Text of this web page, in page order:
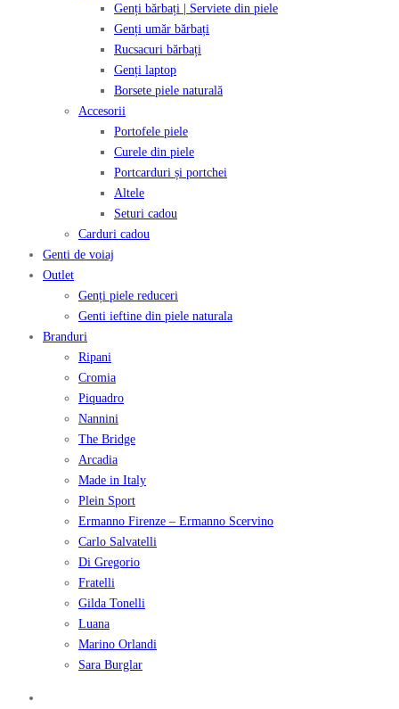
Genți bărbați | Serviete din piele
Genți umăr bărbați
Rucsacuri bărbați
Genți laptop
Borsete piele naturală
Accesorii
Portofele piele
Curele din piele
Portcarduri și portchei
Altele
Seturi cadou
Carduri cadou
Genti de voiaj
Outlet
Genți piele reduceri
Genti ieftine din piele naturala
Branduri
Ripani
Cromia
Piquadro
Nannini
The Bridge
Arcadia
Made in Italy
Plein Sport
Ermanno Firenze – Ermanno Scervino
Carlo Salvatelli
Di Gregorio
Fratelli
Gilda Tonelli
Luana
Marino Orlandi
Sara Burglar